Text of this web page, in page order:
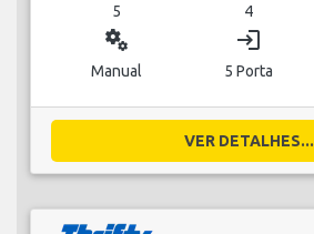
5 4
miscellaneous_services
Manual
login
5 Porta
VER DETALHES...